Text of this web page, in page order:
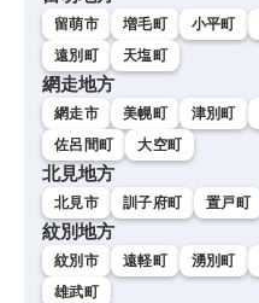
留萌市 増毛町 小平町
遠別町
天塩町
網走地方
網走市 美幌町 津別町
佐呂間町
大空町
北見地方
北見市 訓子府町 置戸町
紋別地方
紋別市 遠軽町 湧別町
雄武町